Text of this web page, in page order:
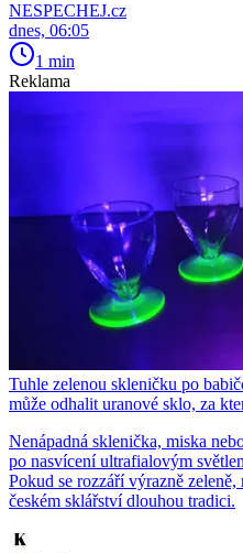
NESPECHEJ.cz
dnes, 06:05
1 min
Reklama
Tuhle zelenou skleničku po
může odhalit uranové sklo, za
Nenápadná sklenička, miska
po nasvícení ultrafialovým
Pokud se rozzáří výrazně
českém sklářství dlouhou tradici.